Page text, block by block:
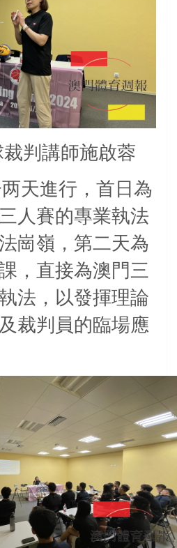
判講師施啟蓉
天進行，首日為
人賽的專業執法
崗嶺，第二天為
，直接為澳門三
法，以發揮理論
裁判員的臨場應